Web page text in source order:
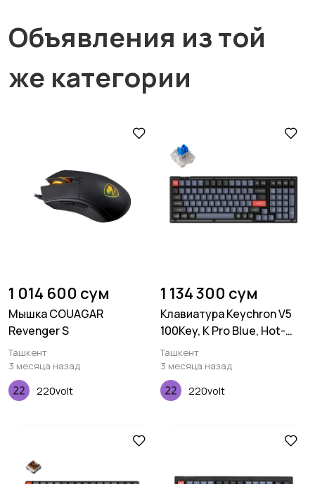
Объявления из той
же категории
1 014 600 сум
Мышка COUAGAR
Revenger S
Ташкент
3 месяца назад
220volt
1 134 300 сум
Клавиатура Keychron V5
100Key, K Pro Blue, Hot-
Swap, QMK, USB-A, EN/UKR,
RGB, Frosted Black
Ташкент
3 месяца назад
220volt